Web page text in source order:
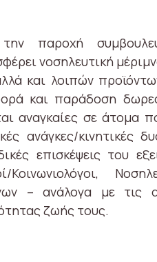
παροχή
νοσηλευτική
και λοιπών
και παράδοση
αναγκαίες σε άτομα
ανάγκες/κινητικές
επισκέψεις του
– ανάλογα με τις
ζωής τους.